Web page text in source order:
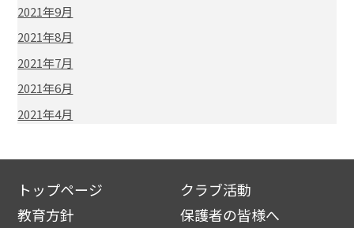
2021年9月
2021年8月
2021年7月
2021年6月
2021年4月
トップページ
教育方針
クラブ活動
保護者の皆様へ